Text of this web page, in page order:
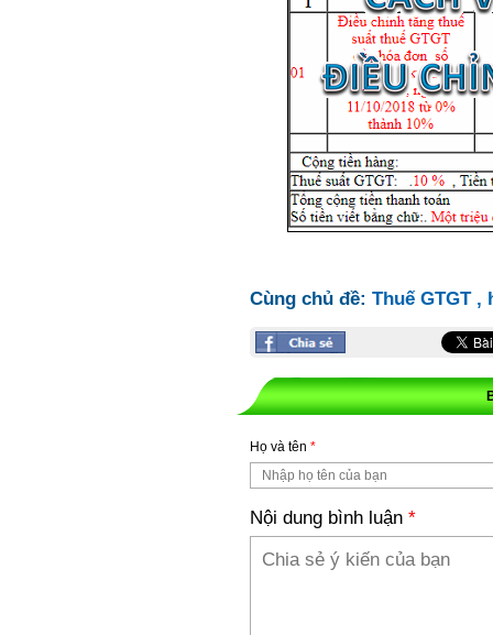
Cùng chủ đề: Thuế GTGT,
Họ và tên *
Nội dung bình luận *